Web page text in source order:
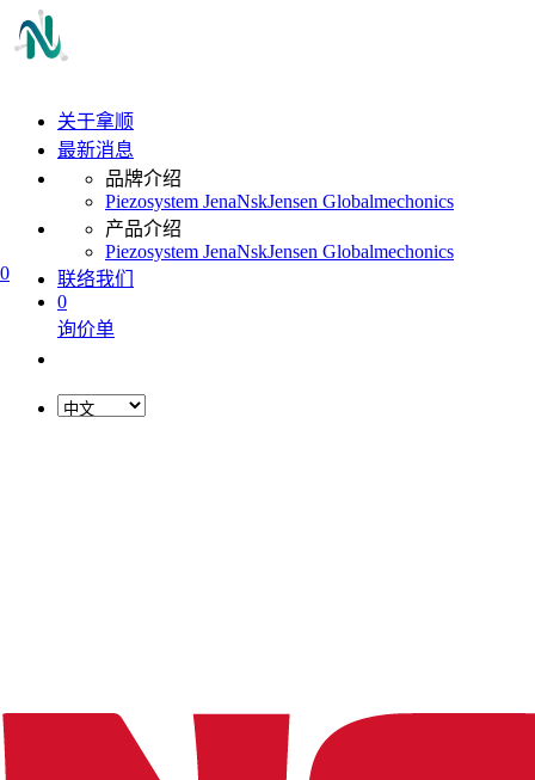
0
关于拿顺
最新消息
品牌介绍
Piezosystem JenaNskJensen Globalmechonics
产品介绍
Piezosystem JenaNskJensen Globalmechonics
联络我们
0
询价单